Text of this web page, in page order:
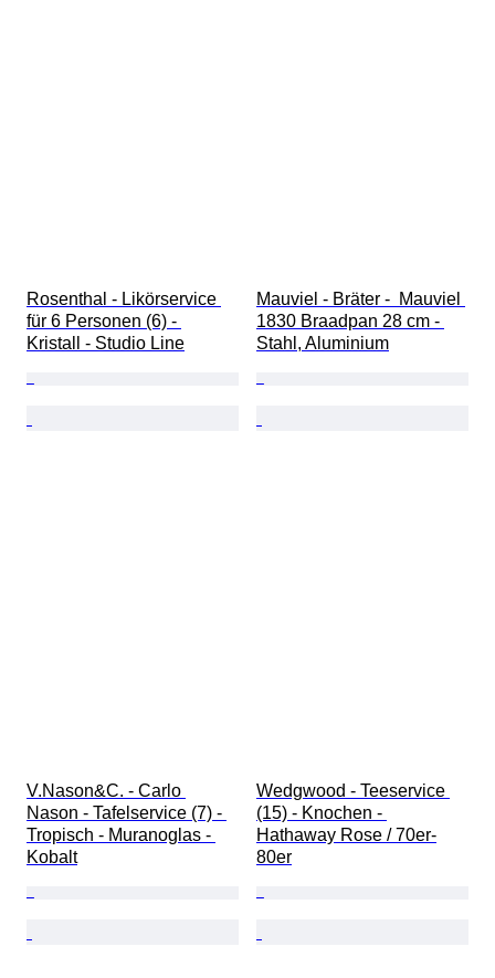
Rosenthal - Likörservice
für 6 Personen (6) -
Kristall - Studio Line
Mauviel - Bräter -  Mauviel
1830 Braadpan 28 cm -
Stahl, Aluminium
V.Nason&C. - Carlo
Nason - Tafelservice (7) -
Tropisch - Muranoglas -
Kobalt
Wedgwood - Teeservice
(15) - Knochen -
Hathaway Rose / 70er-
80er